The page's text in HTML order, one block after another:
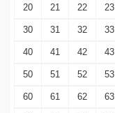
20 21 22 23
30 31 32 33
40 41 42 43
50 51 52 53
60 61 62 63